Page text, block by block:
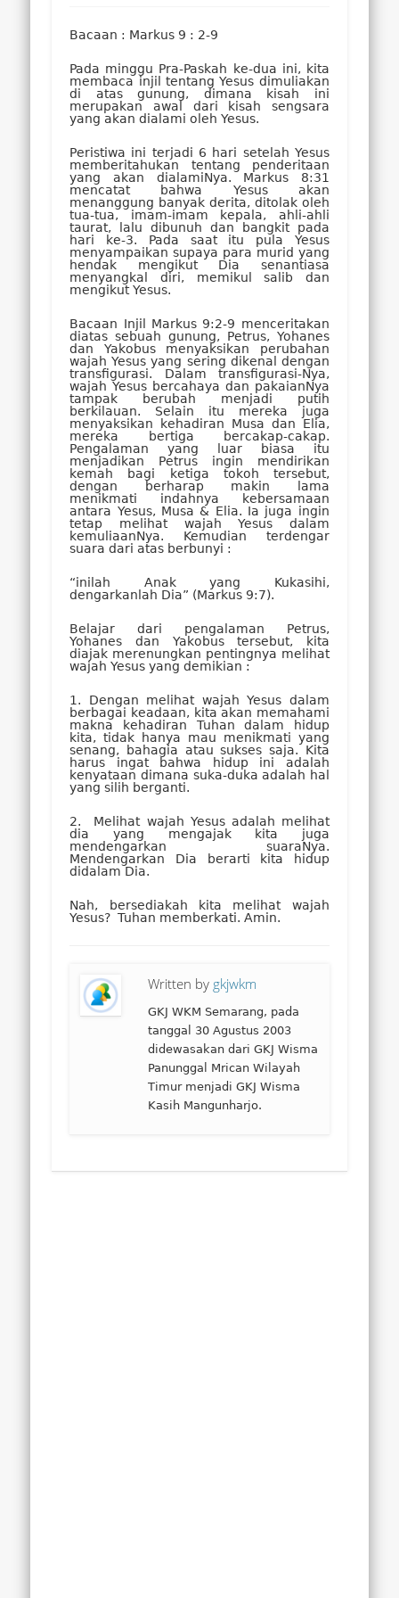
Bacaan : Markus 9 : 2-9
Pada minggu Pra-Paskah ke-dua ini, kita
membaca injil tentang Yesus dimuliakan
di atas gunung, dimana kisah ini
merupakan awal dari kisah sengsara
yang akan dialami oleh Yesus.
Peristiwa ini terjadi 6 hari setelah Yesus
memberitahukan tentang penderitaan
yang akan dialamiNya. Markus 8:31
mencatat bahwa Yesus akan
menanggung banyak derita, ditolak oleh
tua-tua, imam-imam kepala, ahli-ahli
taurat, lalu dibunuh dan bangkit pada
hari ke-3. Pada saat itu pula Yesus
menyampaikan supaya para murid yang
hendak mengikut Dia senantiasa
menyangkal diri, memikul salib dan
mengikut Yesus.
Bacaan Injil Markus 9:2-9 menceritakan
diatas sebuah gunung, Petrus, Yohanes
dan Yakobus menyaksikan perubahan
wajah Yesus yang sering dikenal dengan
transfigurasi. Dalam transfigurasi-Nya,
wajah Yesus bercahaya dan pakaianNya
tampak berubah menjadi putih
berkilauan. Selain itu mereka juga
menyaksikan kehadiran Musa dan Elia,
mereka bertiga bercakap-cakap.
Pengalaman yang luar biasa itu
menjadikan Petrus ingin mendirikan
kemah bagi ketiga tokoh tersebut,
dengan berharap makin lama
menikmati indahnya kebersamaan
antara Yesus, Musa & Elia. Ia juga ingin
tetap melihat wajah Yesus dalam
kemuliaanNya. Kemudian terdengar
suara dari atas berbunyi :
“inilah Anak yang Kukasihi,
dengarkanlah Dia” (Markus 9:7).
Belajar dari pengalaman Petrus,
Yohanes dan Yakobus tersebut, kita
diajak merenungkan pentingnya melihat
wajah Yesus yang demikian :
1. Dengan melihat wajah Yesus dalam
berbagai keadaan, kita akan memahami
makna kehadiran Tuhan dalam hidup
kita, tidak hanya mau menikmati yang
senang, bahagia atau sukses saja. Kita
harus ingat bahwa hidup ini adalah
kenyataan dimana suka-duka adalah hal
yang silih berganti.
2. Melihat wajah Yesus adalah melihat
dia yang mengajak kita juga
mendengarkan suaraNya.
Mendengarkan Dia berarti kita hidup
didalam Dia.
Nah, bersediakah kita melihat wajah
Yesus? Tuhan memberkati. Amin.
Written by gkjwkm
GKJ WKM Semarang, pada
tanggal 30 Agustus 2003
didewasakan dari GKJ Wisma
Panunggal Mrican Wilayah
Timur menjadi GKJ Wisma
Kasih Mangunharjo.